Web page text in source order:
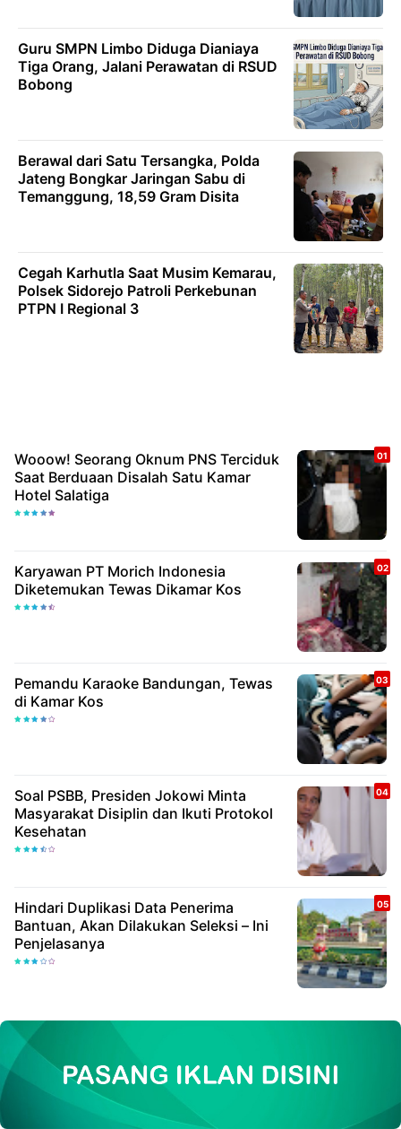
Guru SMPN Limbo Diduga Dianiaya
Tiga Orang, Jalani Perawatan di RSUD
Bobong
Berawal dari Satu Tersangka, Polda
Jateng Bongkar Jaringan Sabu di
Temanggung, 18,59 Gram Disita
Cegah Karhutla Saat Musim Kemarau,
Polsek Sidorejo Patroli Perkebunan
PTPN I Regional 3
Wooow! Seorang Oknum PNS Terciduk
Saat Berduaan Disalah Satu Kamar
Hotel Salatiga
Karyawan PT Morich Indonesia
Diketemukan Tewas Dikamar Kos
Pemandu Karaoke Bandungan, Tewas
di Kamar Kos
Soal PSBB, Presiden Jokowi Minta
Masyarakat Disiplin dan Ikuti Protokol
Kesehatan
Hindari Duplikasi Data Penerima
Bantuan, Akan Dilakukan Seleksi – Ini
Penjelasanya